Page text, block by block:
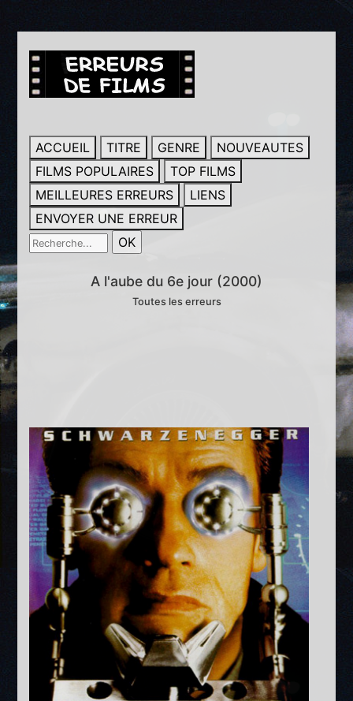
ACCUEIL TITRE GENRE
NOUVEAUTES
FILMS POPULAIRES
TOP FILMS
MEILLEURES ERREURS
LIENS
ENVOYER UNE ERREUR
A l'aube du 6e jour (2000)
Toutes les erreurs